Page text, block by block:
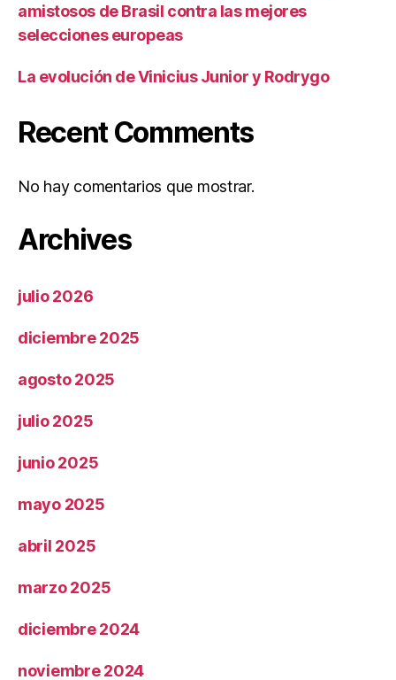
amistosos de Brasil contra las mejores
selecciones europeas
La evolución de Vinicius Junior y Rodrygo
Recent Comments
No hay comentarios que mostrar.
Archives
julio 2026
diciembre 2025
agosto 2025
julio 2025
junio 2025
mayo 2025
abril 2025
marzo 2025
diciembre 2024
noviembre 2024